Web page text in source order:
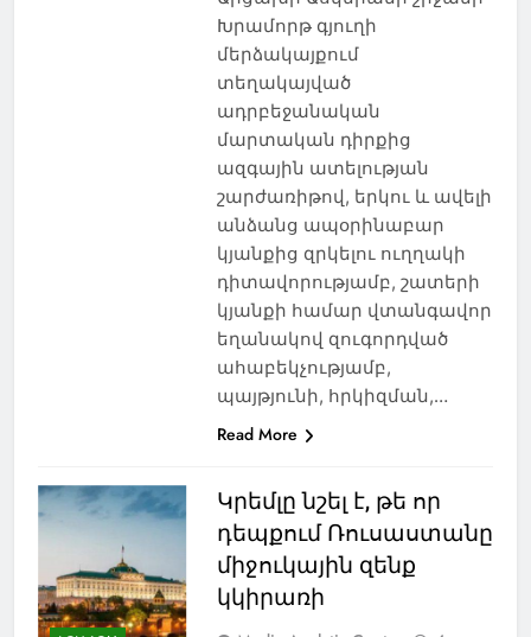
Խրամորթ գյուղի
մերձակայքում
տեղակայված
ադրբեջանական
մարտական դիրքից
ազգային ատելության
շարժառիթով, երկու և ավելի
անձանց ապօրինաբար
կյանքից զրկելու ուղղակի
դիտավորությամբ, շատերի
կյանքի համար վտանգավոր
եղանակով զուգորդված
ահաբեկչությամբ,
պայթյունի, հրկիզման,…
Read More
Կրեմլը նշել է, թե որ
դեպքում Ռուսաստանը
միջուկային զենք
կկիրառի